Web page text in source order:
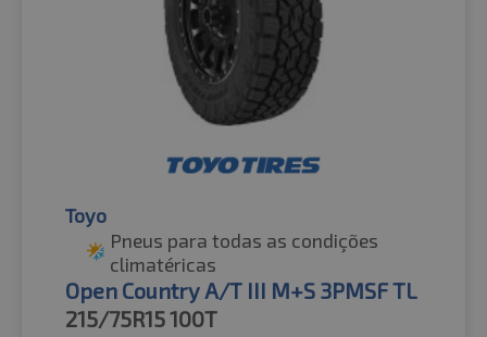
Toyo
Pneus para todas as condições
climatéricas
Open Country A/T III M+S 3PMSF TL
215/75R15100T